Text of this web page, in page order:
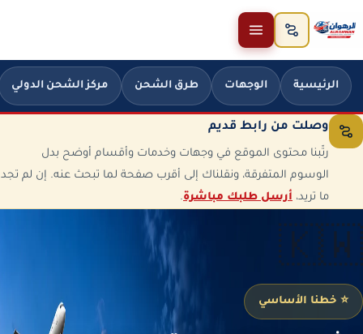
تخطَّ إلى المحتوى
الرئيسية الوجهات طرق الشحن مركز الشحن الدولي
وصلت من رابط قديم
رتّبنا محتوى الموقع في وجهات وخدمات وأقسام أوضح بدل
الوسوم المتفرقة، ونقلناك إلى أقرب صفحة لما تبحث عنه. إن لم تجد
ما تريد، أرسل طلبك مباشرة.
🇰🇼
⭐ خطنا الأساسي